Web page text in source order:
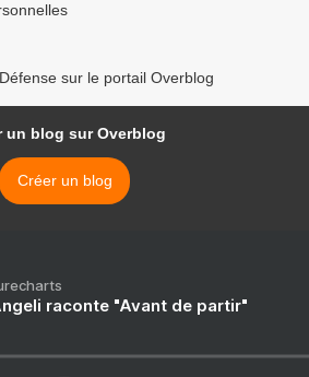
sur le portail Overblog
un blog sur Overblog
Créer un blog
raconte "Avant de partir"